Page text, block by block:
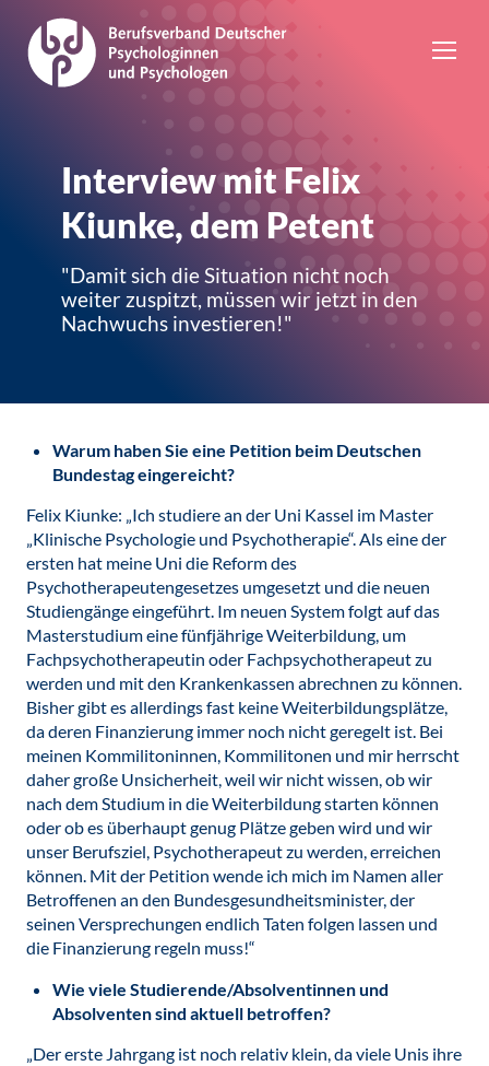
Interview mit Felix
Kiunke, dem Petent
"Damit sich die Situation nicht noch
weiter zuspitzt, müssen wir jetzt in den
Nachwuchs investieren!"
Warum haben Sie eine Petition beim Deutschen
Bundestag eingereicht?
Felix Kiunke: „Ich studiere an der Uni Kassel im Master
„Klinische Psychologie und Psychotherapie“. Als eine der
ersten hat meine Uni die Reform des
Psychotherapeutengesetzes umgesetzt und die neuen
Studiengänge eingeführt. Im neuen System folgt auf das
Masterstudium eine fünfjährige Weiterbildung, um
Fachpsychotherapeutin oder Fachpsychotherapeut zu
werden und mit den Krankenkassen abrechnen zu können.
Bisher gibt es allerdings fast keine Weiterbildungsplätze,
da deren Finanzierung immer noch nicht geregelt ist. Bei
meinen Kommilitoninnen, Kommilitonen und mir herrscht
daher große Unsicherheit, weil wir nicht wissen, ob wir
nach dem Studium in die Weiterbildung starten können
oder ob es überhaupt genug Plätze geben wird und wir
unser Berufsziel, Psychotherapeut zu werden, erreichen
können. Mit der Petition wende ich mich im Namen aller
Betroffenen an den Bundesgesundheitsminister, der
seinen Versprechungen endlich Taten folgen lassen und
die Finanzierung regeln muss!“
Wie viele Studierende/Absolventinnen und
Absolventen sind aktuell betroffen?
„Der erste Jahrgang ist noch relativ klein, da viele Unis ihre